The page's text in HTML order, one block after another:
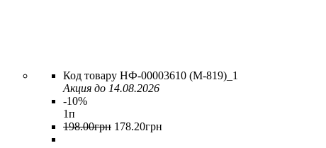
НФ-00003610 (M-819)_1
Акция до 14.08.2026
-10%
1п
198.00грн 178.20грн